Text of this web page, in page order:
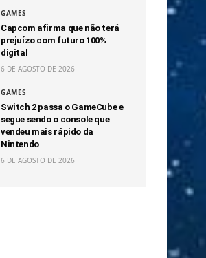
GAMES
Capcom afirma que não terá
prejuízo com futuro 100%
digital
6 DE AGOSTO DE 2026
GAMES
Switch 2 passa o GameCube e
segue sendo o console que
vendeu mais rápido da
Nintendo
6 DE AGOSTO DE 2026